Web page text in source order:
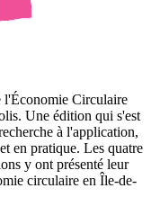
l'Économie Circulaire
Une édition qui s'est
à l'application,
en pratique. Les quatre
y ont présenté leur
circulaire en Île-de-